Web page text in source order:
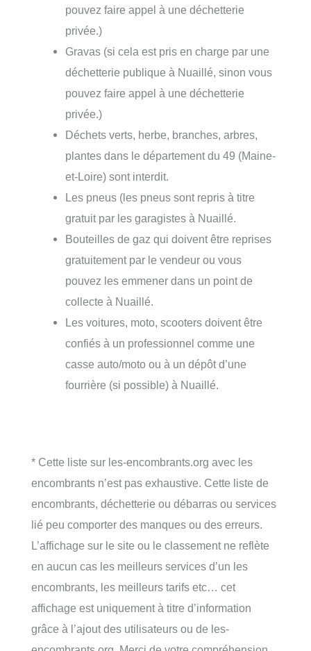
pouvez faire appel à une déchetterie
privée.)
Gravas (si cela est pris en charge par une
déchetterie publique à Nuaillé, sinon vous
pouvez faire appel à une déchetterie
privée.)
Déchets verts, herbe, branches, arbres,
plantes dans le département du 49 (Maine-
et-Loire) sont interdit.
Les pneus (les pneus sont repris à titre
gratuit par les garagistes à Nuaillé.
Bouteilles de gaz qui doivent être reprises
gratuitement par le vendeur ou vous
pouvez les emmener dans un point de
collecte à Nuaillé.
Les voitures, moto, scooters doivent être
confiés à un professionnel comme une
casse auto/moto ou à un dépôt d’une
fourrière (si possible) à Nuaillé.
* Cette liste sur les-encombrants.org avec les
encombrants n’est pas exhaustive. Cette liste de
encombrants, déchetterie ou débarras ou services
lié peu comporter des manques ou des erreurs.
L’affichage sur le site ou le classement ne reflète
en aucun cas les meilleurs services d’un les
encombrants, les meilleurs tarifs etc… cet
affichage est uniquement à titre d’information
grâce à l’ajout des utilisateurs ou de les-